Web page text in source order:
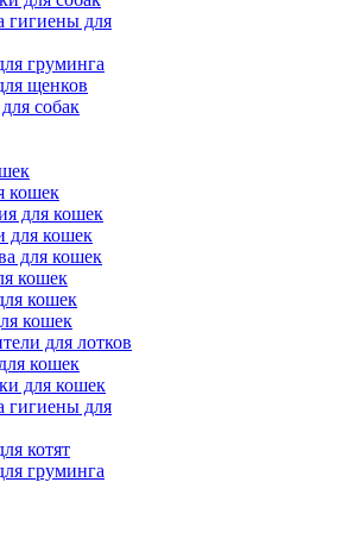
гигиены для
груминга
щенков
собак
кошек
для кошек
для кошек
для кошек
кошек
кошек
кошек
для лотков
кошек
для кошек
гигиены для
котят
груминга